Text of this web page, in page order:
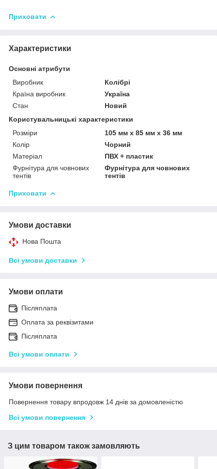
Приховати
Характеристики
Основні атрибути
Виробник
Колібрі
Країна виробник
Україна
Стан
Новий
Користувальницькі характеристики
Розміри
105 мм х 85 мм х 36 мм
Колір
Чорний
Матеріал
ПВХ + пластик
Фурнітура для човнових
тентів
Фурнітура для човнових
тентів
Приховати
Умови доставки
Нова Пошта
Всі умови доставки
Умови оплати
Післяплата
Оплата за реквізитами
Післяплата
Всі умови оплати
Умови повернення
Повернення товару впродовж 14 днів за домовленістю
Всі умови повернення
З цим товаром також замовляють